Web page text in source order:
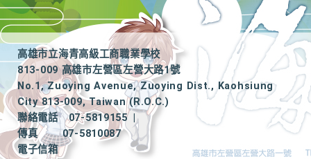
高雄市立海青高級工商職業學校
813-009 高雄市左營區左營大路1號
No.1, Zuoying Avenue, Zuoying Dist., Kaohsiung
City 813-009, Taiwan (R.O.C.)
聯絡電話
07-5819155
|
傳真
07-5810087
電子信箱